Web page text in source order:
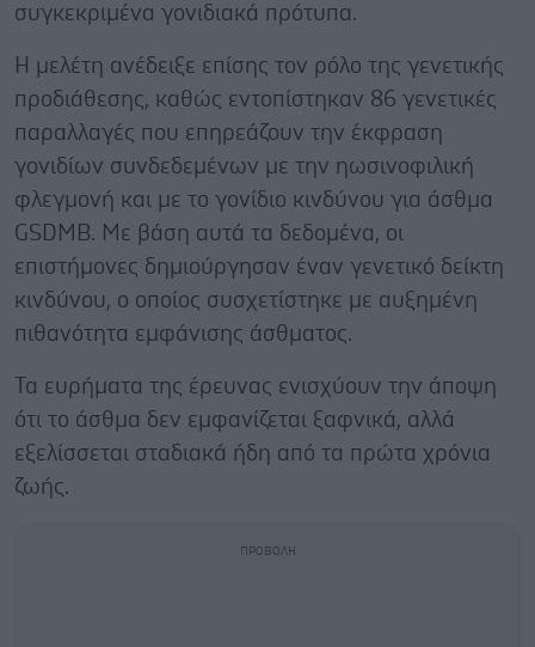
συγκεκριμένα γονιδιακά πρότυπα.
Η μελέτη ανέδειξε επίσης τον ρόλο της γενετικής
προδιάθεσης, καθώς εντοπίστηκαν 86 γενετικές
παραλλαγές που επηρεάζουν την έκφραση
γονιδίων συνδεδεμένων με την ηωσινοφιλική
φλεγμονή και με το γονίδιο κινδύνου για άσθμα
GSDMB. Με βάση αυτά τα δεδομένα, οι
επιστήμονες δημιούργησαν έναν γενετικό δείκτη
κινδύνου, ο οποίος συσχετίστηκε με αυξημένη
πιθανότητα εμφάνισης άσθματος.
Τα ευρήματα της έρευνας ενισχύουν την άποψη
ότι το άσθμα δεν εμφανίζεται ξαφνικά, αλλά
εξελίσσεται σταδιακά ήδη από τα πρώτα χρόνια
ζωής.